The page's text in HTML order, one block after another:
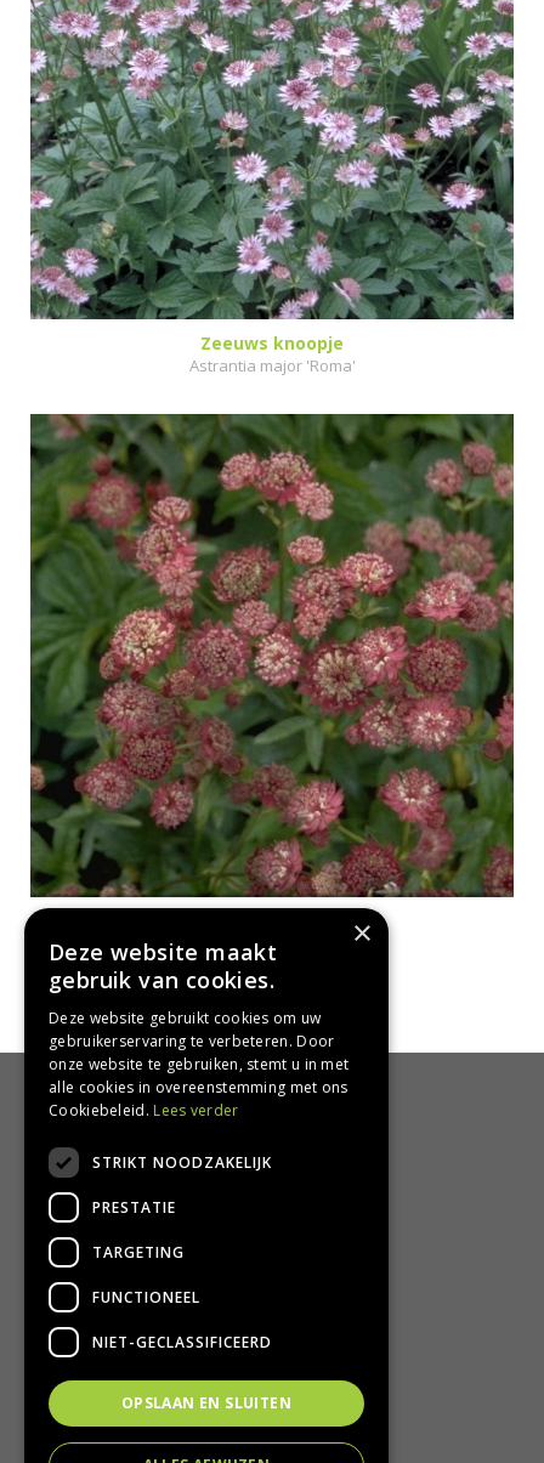
Zeeuws knoopje
Astrantia major 'Roma'
Astrantia major 'Rubra'
HANDIG
Bezorgen en afhalen
Retourbeleid
Algemene voorwaarden
Privacy Policy
Privacy statement
CONTACT
Groencentrum Hoogeveen
Nijstad 11
7909 HS Hoogeveen
×
Deze website maakt
gebruik van cookies.
Deze website gebruikt cookies om uw
gebruikerservaring te verbeteren. Door
onze website te gebruiken, stemt u in met
alle cookies in overeenstemming met ons
Cookiebeleid. Lees verder
STRIKT NOODZAKELIJK
PRESTATIE
TARGETING
FUNCTIONEEL
NIET-GECLASSIFICEERD
OPSLAAN EN SLUITEN